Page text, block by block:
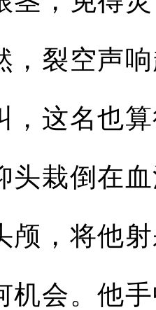
，裂空声
，这名也
头栽倒在
颅，将他
机会。他